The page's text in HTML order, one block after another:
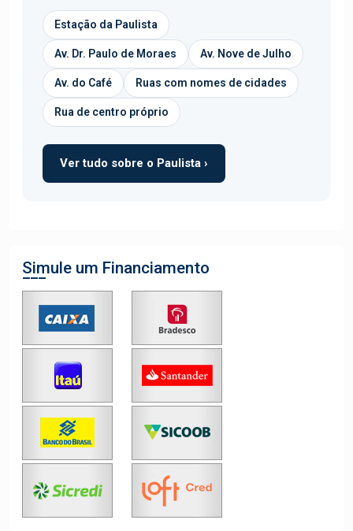
Estação da Paulista
Av. Dr. Paulo de Moraes Av. Nove de Julho
Av. do Café Ruas com nomes de cidades
Rua de centro próprio
Ver tudo sobre o Paulista ›
Simule um Financiamento